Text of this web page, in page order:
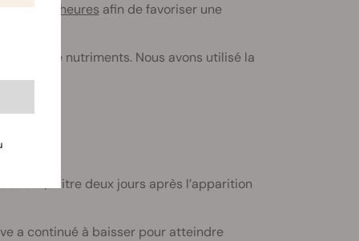
de 24 heures afin de favoriser une
de nutriments. Nous avons utilisé la
1,5 litre deux jours après l’apparition
a continué à baisser pour atteindre